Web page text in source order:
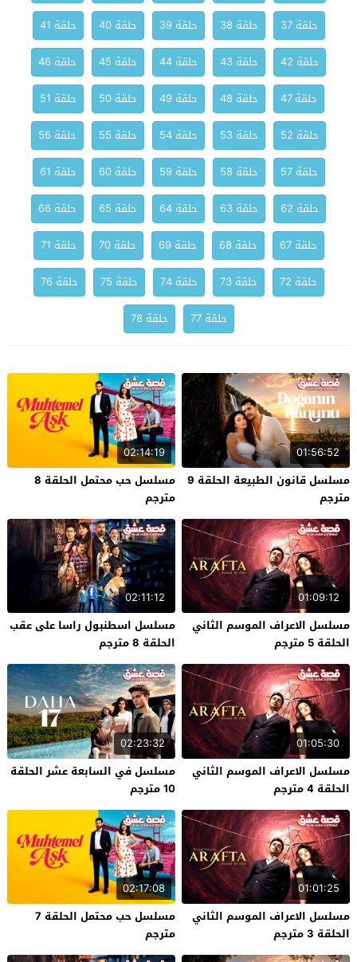
حلقة 37
حلقة 38 حلقة 39 حلقة 40
حلقة 41
حلقة 42
حلقة 43 حلقة 44 حلقة 45
حلقة 46
حلقة 47
حلقة 48 حلقة 49 حلقة 50
حلقة 51
حلقة 52
حلقة 53 حلقة 54 حلقة 55
حلقة 56
حلقة 57
حلقة 58 حلقة 59 حلقة 60
حلقة 61
حلقة 62
حلقة 63 حلقة 64 حلقة 65
حلقة 66
حلقة 67
حلقة 68 حلقة 69 حلقة 70
حلقة 71
حلقة 72
حلقة 73 حلقة 74 حلقة 75
حلقة 76
حلقة 77
حلقة 78
01:56:52
مسلسل قانون الطبيعة الحلقة 9
مترجم
02:14:19
مسلسل حب محتمل الحلقة 8
مترجم
01:09:12
مسلسل الاعراف الموسم الثاني
الحلقة 5 مترجم
02:11:12
مسلسل اسطنبول راسا على عقب
الحلقة 8 مترجم
01:05:30
مسلسل الاعراف الموسم الثاني
الحلقة 4 مترجم
02:23:32
مسلسل في السابعة عشر الحلقة
10 مترجم
01:01:25
مسلسل الاعراف الموسم الثاني
الحلقة 3 مترجم
02:17:08
مسلسل حب محتمل الحلقة 7
مترجم